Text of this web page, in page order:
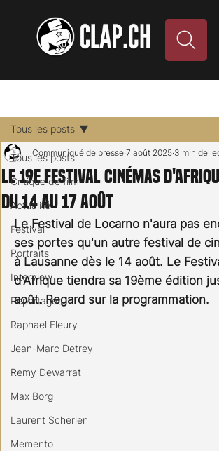
Tous les posts
Critique de film
Actualité
Festival
Portraits
Interview
Reportages
Raphael Fleury
Jean-Marc Detrey
Remy Dewarrat
Max Borg
Laurent Scherlen
Memento
Tous les posts
Le 19e Festival Cinémas
du 14 au 17 août
Communiqué de presse 7 août 2025 3 min de
Le Festival de Locarno n'aura pas
ses portes qu'un autre festival de
à Lausanne dès le 14 août. Le
d'Afrique tiendra sa 19ème édition
août. Regard sur la programmation.